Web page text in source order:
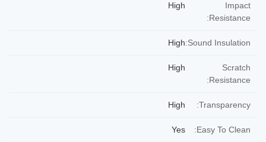
Impact
Resistance:
High
Sound Insulation:
High
Scratch
Resistance:
High
Transparency:
High
Easy To Clean:
Yes